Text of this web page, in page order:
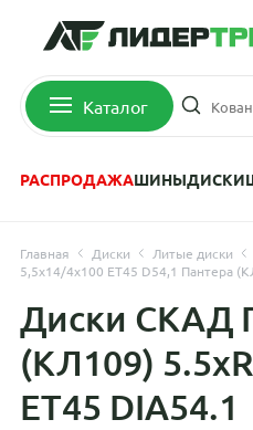
Каталог
РАСПРОДАЖАШИНЫДИСКИ
Главная Диски
Литые диски
5,5x14/4x100 ET45 D54,1 Пантера
Диски СКАД
(КЛ109)
ET45 DIA54.1